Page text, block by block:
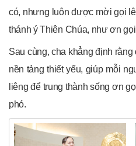
có, nhưng luôn được mời gọi
thánh ý Thiên Chúa, như ơn
Sau cùng, cha khẳng định
nền tảng thiết yếu, giúp mỗi
liêng để trung thành sống ơn
phó.